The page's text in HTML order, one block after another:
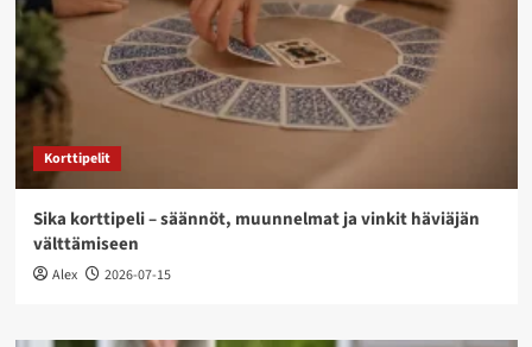
Korttipelit
Sika korttipeli – säännöt, muunnelmat ja vinkit häviäjän
välttämiseen
Alex 2026-07-15